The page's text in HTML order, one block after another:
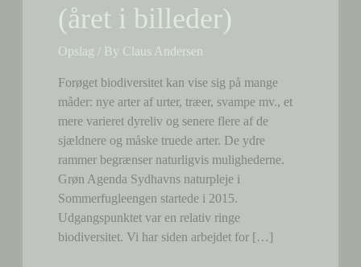
(året i billeder)
Opslag / By Claus Andersen
Forøget biodiversitet kan vise sig på mange
måder: nye arter af urter, træer, svampe mv., et
mere varieret dyreliv og senere flere af de
sjældnere og måske truede arter. De ydre
rammer begrænser naturligvis mulighederne.
Grøn Agenda Sydhavns naturpleje i
Sommerfugleengen startede i 2015.
Udgangspunktet var en relativ ringe
biodiversitet. Vi har siden arbejdet for […]